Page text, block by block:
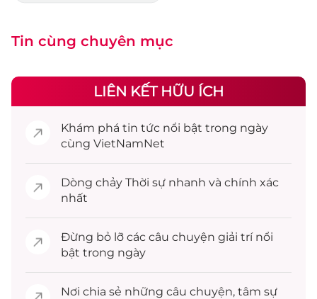
Tin cùng chuyên mục
LIÊN KẾT HỮU ÍCH
Khám phá tin tức nổi bật trong ngày
cùng VietNamNet
Dòng chảy Thời sự nhanh và chính xác
nhất
Đừng bỏ lỡ các câu chuyện giải trínổi
bật trong ngày
Nơi chia sẻ những câu chuyện, tâm sự